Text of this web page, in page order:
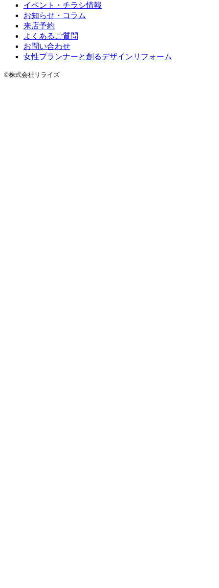
イベント・チラシ情報
お知らせ・コラム
来店予約
よくあるご質問
お問い合わせ
女性プランナーと創るデザインリフォーム
©株式会社リライズ